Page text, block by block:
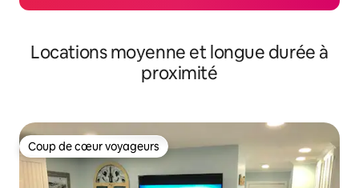
Locations moyenne et longue durée à
proximité
Coup de cœur voyageurs
Coup de cœur voyageurs